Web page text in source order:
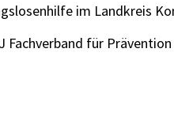
im Landkreis
Fachverband für